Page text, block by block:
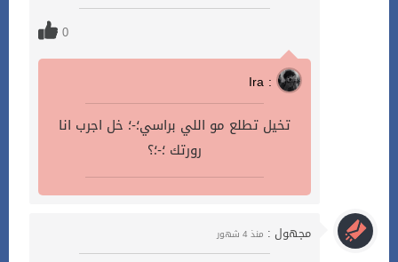
0
Ira :
تخيل تطلع مو اللي براسي؛-؛ خل اجرب انا
رورتك ؛-؛؟
مجهول : منذ 4 شهور